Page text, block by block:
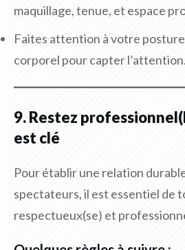
maquillage, tenue, et espace
Faites attention à votre
corporel pour capter l’attention.
9. Restez
est clé
Pour établir une relation
spectateurs, il est essentiel de
respectueux(se) et